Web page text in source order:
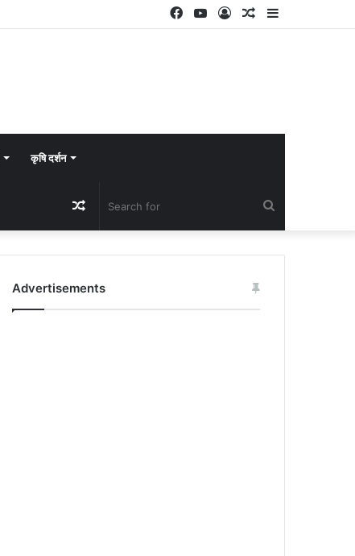
Sidebar
Random
Log
YouTube
Facebook
कृषि दर्शन
for
Random
Article
Advertisements